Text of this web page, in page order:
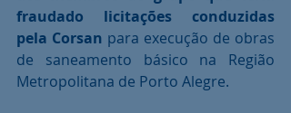
fraudado licitações conduzidas
pela Corsan para execução de obras
de saneamento básico na Região
Metropolitana de Porto Alegre.